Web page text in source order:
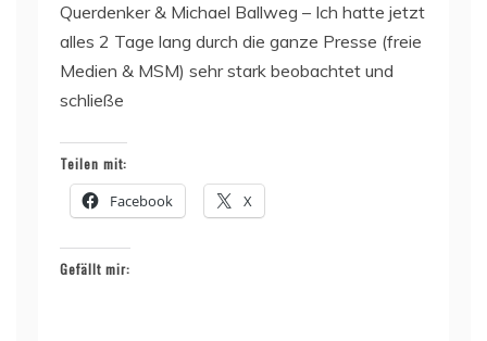
Querdenker & Michael Ballweg – Ich hatte jetzt
alles 2 Tage lang durch die ganze Presse (freie
Medien & MSM) sehr stark beobachtet und
schließe
Teilen mit:
Facebook X
Gefällt mir: